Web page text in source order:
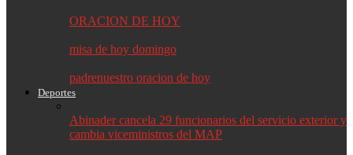
ORACION DE HOY
misa de hoy domingo
padrenuestro oracion de hoy
Deportes
Abinader cancela 29 funcionarios del servicio exterior y
cambia viceministros del MAP